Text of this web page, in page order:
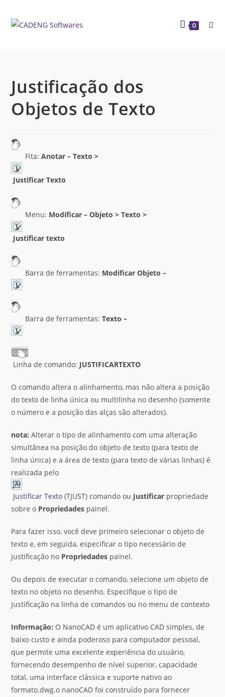
0
Justificação dos
Objetos de Texto
Fita:Anotar – Texto >
Justificar Texto
Menu: Modificar – Objeto > Texto >
Justificar texto
Barra de ferramentas: Modificar Objeto –
Barra de ferramentas:Texto –
Linha de comando: JUSTIFICARTEXTO
O comando altera o alinhamento, mas não altera a posição
do texto de linha única ou multilinha no desenho (somente
o número e a posição das alças são alterados).
nota: Alterar o tipo de alinhamento com uma alteração
simultânea na posição do objeto de texto (para texto de
linha única) e a área de texto (para texto de várias linhas) é
realizada pelo
Justificar Texto (TJUST) comando ou Justificar propriedade
sobre o Propriedades painel.
Para fazer isso, você deve primeiro selecionar o objeto de
texto e, em seguida, especificar o tipo necessário de
justificação no Propriedades painel.
Ou depois de executar o comando, selecione um objeto de
texto no objeto no desenho. Especifique o tipo de
justificação na linha de comandos ou no menu de contexto
Informação: O NanoCAD é um aplicativo CAD simples, de
baixo custo e ainda poderoso para computador pessoal,
que permite uma excelente experiência do usuário,
fornecendo desempenho de nível superior, capacidade
total, uma interface clássica e suporte nativo ao
formato.dwg.o nanoCAD foi construído para fornecer